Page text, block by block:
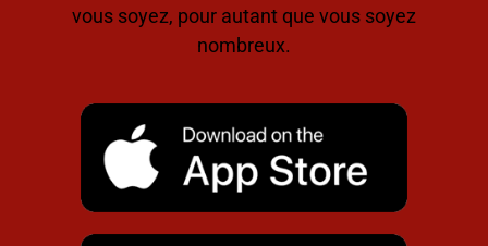
vous soyez, pour autant que vous soyez
nombreux.